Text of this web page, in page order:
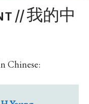
// 我的中
Chinese: